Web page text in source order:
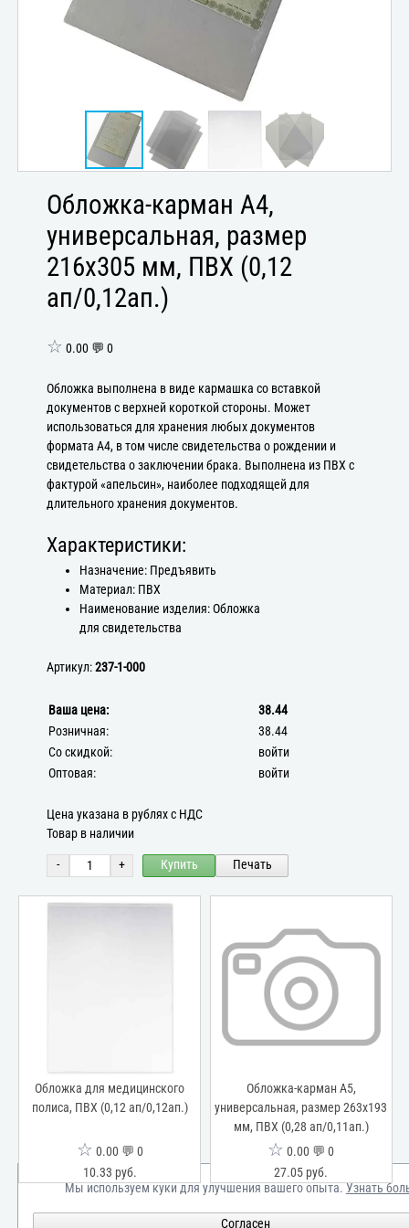
Обложка-карман А4,
универсальная, размер
216x305 мм, ПВХ (0,12
ап/0,12ап.)
☆ 0.00 💬 0
Обложка выполнена в виде кармашка со вставкой
документов с верхней короткой стороны. Может
использоваться для хранения любых документов
формата А4, в том числе свидетельства о рождении и
свидетельства о заключении брака. Выполнена из ПВХ с
фактурой «апельсин», наиболее подходящей для
длительного хранения документов.
Характеристики:
Назначение: Предъявить
Материал: ПВХ
Наименование изделия: Обложка
для свидетельства
Артикул:237-1-000
Ваша цена:
38.44
Розничная:
38.44
Со скидкой:
войти
Оптовая:
войти
Цена указана в рублях с НДС
Товар в наличии
- + Купить Печать
Обложка для медицинского
полиса, ПВХ (0,12 ап/0,12ап.)
☆ 0.00 💬 0
10.33 руб.
Обложка-карман А5,
универсальная, размер 263х193
мм, ПВХ (0,28 ап/0,11ап.)
☆ 0.00 💬 0
27.05 руб.
Мы используем куки для улучшения вашего опыта.Узнать
Согласен